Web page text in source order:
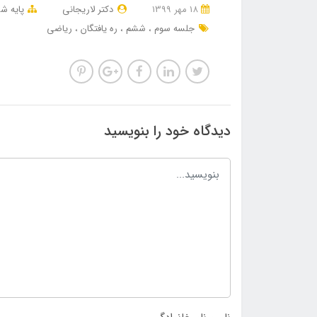
دکتر لاریجانی
پایه
جلسه سوم
ششم ره یافتگان ریاضی
دیدگاه خود را بنویسید